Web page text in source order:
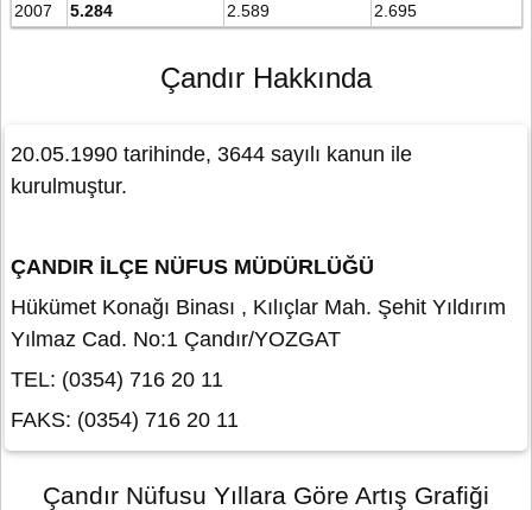
2007
5.284 2.589 2.695
Çandır Hakkında
20.05.1990 tarihinde, 3644 sayılı kanun ile
kurulmuştur.
ÇANDIR İLÇE NÜFUS MÜDÜRLÜĞÜ
Hükümet Konağı Binası , Kılıçlar Mah. Şehit Yıldırım
Yılmaz Cad. No:1 Çandır/YOZGAT
TEL: (0354) 716 20 11
FAKS: (0354) 716 20 11
Çandır Nüfusu Yıllara Göre Artış Grafiği